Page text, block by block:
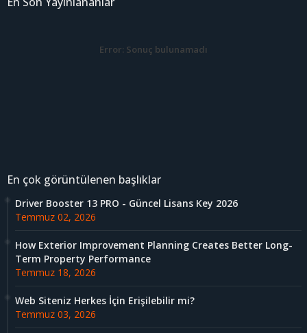
Error: Sonuç bulunamadı
En çok görüntülenen başlıklar
Driver Booster 13 PRO - Güncel Lisans Key 2026
Temmuz 02, 2026
How Exterior Improvement Planning Creates Better Long-
Term Property Performance
Temmuz 18, 2026
Web Siteniz Herkes İçin Erişilebilir mi?
Temmuz 03, 2026